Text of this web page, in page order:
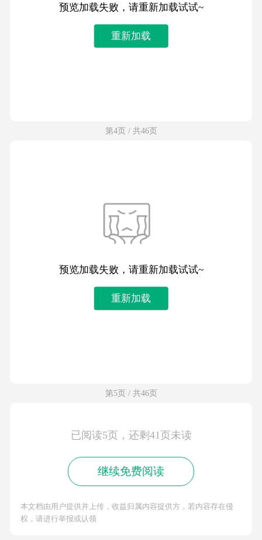
预览加载失败，请重新加载试试~
重新加载
第4页 / 共46页
预览加载失败，请重新加载试试~
重新加载
第5页 / 共46页
已阅读5页，还剩41页未读
继续免费阅读
本文档由用户提供并上传，收益归属内容提供方，若内容存在侵
权，请进行举报或认领